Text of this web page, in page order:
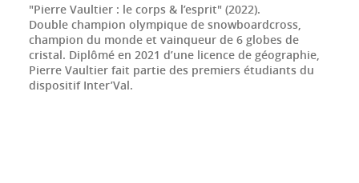
"Pierre Vaultier : le corps & l’esprit" (2022).
Double champion olympique de snowboardcross,
champion du monde et vainqueur de 6 globes de
cristal. Diplômé en 2021 d’une licence de géographie,
Pierre Vaultier fait partie des premiers étudiants du
dispositif Inter’Val.